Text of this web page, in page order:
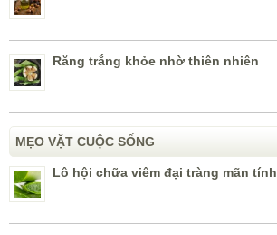
Răng trắng khỏe nhờ thiên nhiên
MẸO VẶT CUỘC SỐNG
Lô hội chữa viêm đại tràng mãn tính